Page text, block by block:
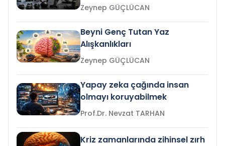
Zeynep GÜÇLÜCAN
Beyni Genç Tutan Yaz
Alışkanlıkları
Zeynep GÜÇLÜCAN
Yapay zeka çağında insan
olmayı koruyabilmek
Prof.Dr. Nevzat TARHAN
Kriz zamanlarında zihinsel zırh